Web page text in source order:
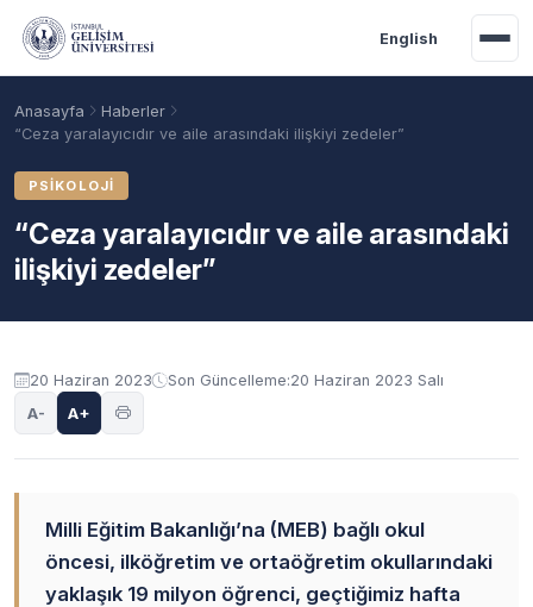
Ana içeriğe geç
English
Akademik Takvim
Anasayfa
Haberler
“Ceza yaralayıcıdır ve aile arasındaki ilişkiyi zedeler”
PSIKOLOJI
“Ceza yaralayıcıdır ve aile arasındaki
ilişkiyi zedeler”
20 Haziran 2023 Son Güncelleme:20 Haziran 2023 Salı
A- A+
Milli Eğitim Bakanlığı’na (MEB) bağlı okul
öncesi, ilköğretim ve ortaöğretim okullarındaki
yaklaşık 19 milyon öğrenci, geçtiğimiz hafta